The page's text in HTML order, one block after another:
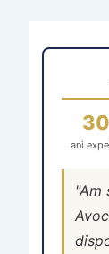
ani
"Am